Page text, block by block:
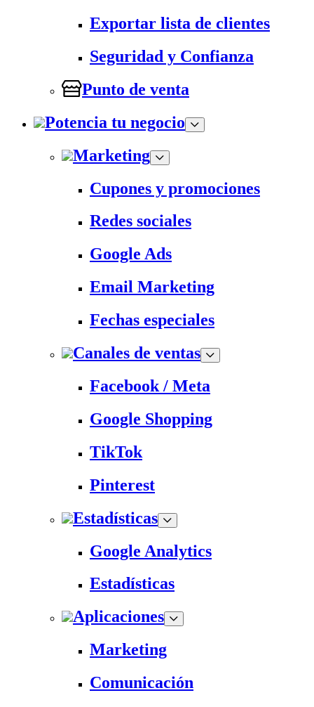
Exportar lista de clientes
Seguridad y Confianza
Punto de venta
Potencia tu negocio
Marketing
Cupones y promociones
Redes sociales
Google Ads
Email Marketing
Fechas especiales
Canales de ventas
Facebook / Meta
Google Shopping
TikTok
Pinterest
Estadísticas
Google Analytics
Estadísticas
Aplicaciones
Marketing
Comunicación